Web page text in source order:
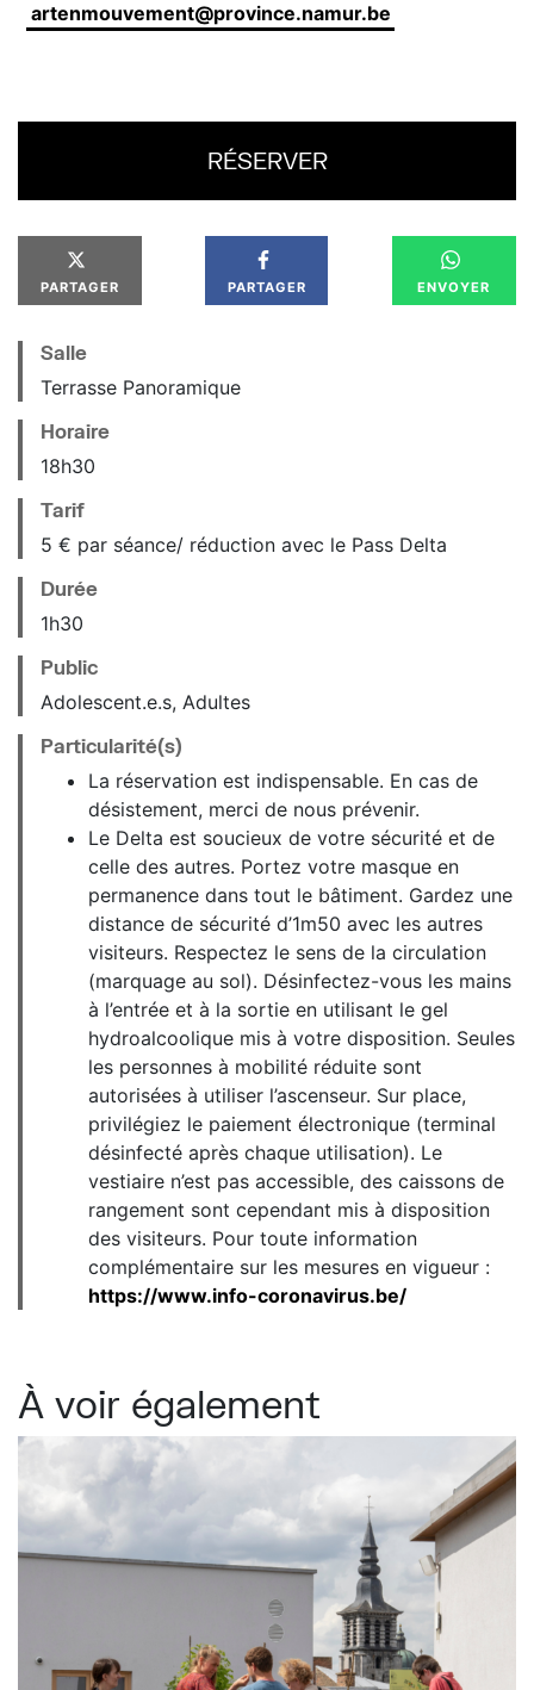
artenmouvement@province.namur.be
RÉSERVER
PARTAGER PARTAGER ENVOYER
Salle
Terrasse Panoramique
Horaire
18h30
Tarif
5 € par séance/ réduction avec le Pass Delta
Durée
1h30
Public
Adolescent.e.s, Adultes
Particularité(s)
La réservation est indispensable. En cas de
désistement, merci de nous prévenir.
Le Delta est soucieux de votre sécurité et de
celle des autres. Portez votre masque en
permanence dans tout le bâtiment. Gardez une
distance de sécurité d’1m50 avec les autres
visiteurs. Respectez le sens de la circulation
(marquage au sol). Désinfectez-vous les mains
à l’entrée et à la sortie en utilisant le gel
hydroalcoolique mis à votre disposition. Seules
les personnes à mobilité réduite sont
autorisées à utiliser l’ascenseur. Sur place,
privilégiez le paiement électronique (terminal
désinfecté après chaque utilisation). Le
vestiaire n’est pas accessible, des caissons de
rangement sont cependant mis à disposition
des visiteurs. Pour toute information
complémentaire sur les mesures en vigueur :
https://www.info-coronavirus.be/
À voir également